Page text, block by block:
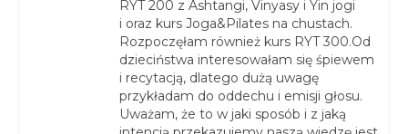
RYT 200 z Ashtangi, Vinyasy i Yin jogi
i oraz kurs Joga&Pilates na chustach.
Rozpoczęłam również kurs RYT 300.Od
dzieciństwa interesowałam się śpiewem
i recytacją, dlatego dużą uwagę
przykładam do oddechu i emisji głosu.
Uważam, że to w jaki sposób i z jaką